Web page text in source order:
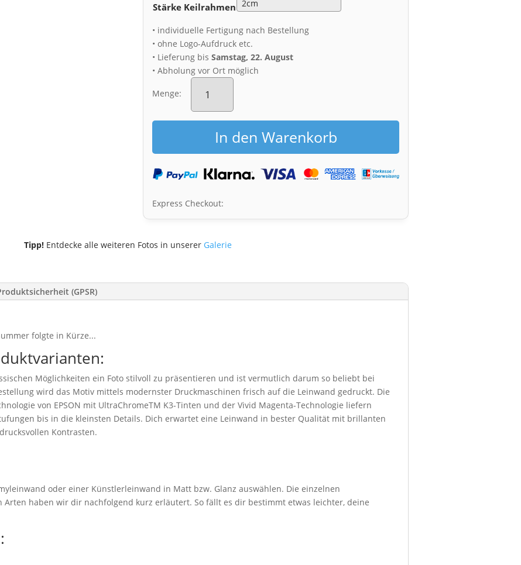
Stärke Keilrahmen
• individuelle Fertigung nach Bestellung
• ohne Logo-Aufdruck etc.
• Lieferung bisSamstag, 22. August
• Abholung vor Ort möglich
Menge:
Leinwand
(01678)
Königstein
zum
Sonnenuntergang
MengeIn den Warenkorb
Express Checkout:
Tipp!Entdecke alle weiteren Fotos in unserer Galerie
(GPSR)
folgte in Kürze...
Möglichkeiten ein Foto stilvoll zu präsentieren und ist vermutlich darum so beliebt bei
wird das Motiv mittels modernster Druckmaschinen frisch auf die Leinwand gedruckt. Die
von EPSON mit UltraChromeTM K3-Tinten und der Vivid Magenta-Technologie liefern
bis in die kleinsten Details. Dich erwartet eine Leinwand in bester Qualität mit brillanten
Kontrasten.
oder einer Künstlerleinwand in Matt bzw. Glanz auswählen. Die einzelnen
Arten haben wir dir nachfolgend kurz erläutert. So fällt es dir bestimmt etwas leichter, deine